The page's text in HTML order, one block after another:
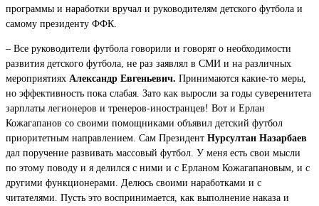
программы и наработки вручал и руководителям детского футбола и
самому президенту ФФК.
– Все руководители футбола говорили и говорят о необходимости
развития детского футбола, не раз заявлял в СМИ и на различных
мероприятиях Александр Евгеньевич. Принимаются какие-то меры,
но эффективность пока слабая. Зато как выросли за годы суверенитета
зарплаты легионеров и тренеров-иностранцев! Вот и Ерлан
Кожагапанов со своими помощниками объявил детский футбол
приоритетным направлением. Сам Президент Нурсултан Назарбаев
дал поручение развивать массовый футбол. У меня есть свои мысли
по этому поводу и я делился с ними и с Ерланом Кожагапановым, и с
другими функционерами. Делюсь своими наработками и с
читателями. Пусть это воспринимается, как выполнение наказа и